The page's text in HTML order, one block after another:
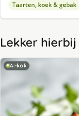
Taarten, koek & gebak
Lekker hierbij
AI-kok